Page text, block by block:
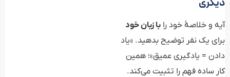
آیه و خلاصهٔ خود را با زبان خود
برای یک نفر توضیح بدهید. «یاد
دادن = یادگیری عمیق»؛ همین
کار ساده فهم را تثبیت می‌کند.